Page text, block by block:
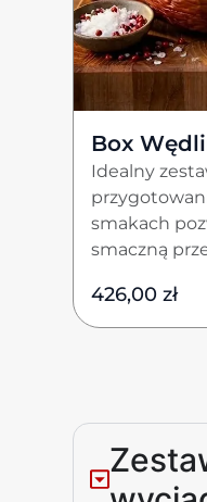
Box
Idealny
smakach
smaczną
426,00zł